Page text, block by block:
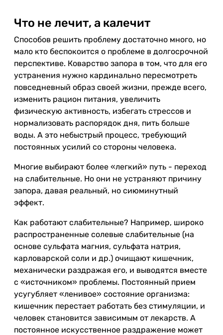
Что не лечит, а калечит
Способов решить проблему достаточно много, но
мало кто беспокоится о проблеме в долгосрочной
перспективе. Коварство запора в том, что для его
устранения нужно кардинально пересмотреть
повседневный образ своей жизни, прежде всего,
изменить рацион питания, увеличить
физическую активность, избегать стрессов и
нормализовать распорядок дня, пить больше
воды. А это небыстрый процесс, требующий
постоянных усилий со стороны человека.
Многие выбирают более «легкий» путь - переход
на слабительные. Но они не устраняют причину
запора, давая реальный, но сиюминутный
эффект.
Как работают слабительные? Например, широко
распространенные солевые слабительные (на
основе сульфата магния, сульфата натрия,
карловарской соли и др.) очищают кишечник,
механически раздражая его, и выводятся вместе
с «источником» проблемы. Постоянный прием
усугубляет «ленивое» состояние организма:
кишечник перестает работать без стимуляции, и
человек становится зависимым от лекарств. А
постоянное искусственное раздражение может